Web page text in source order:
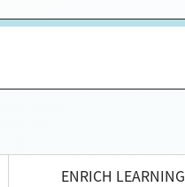
ENRICH LEARNING